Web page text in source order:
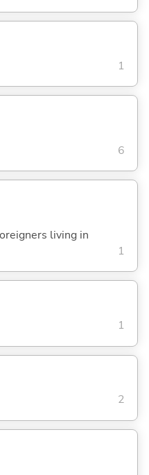
1
6
living in
1
1
2